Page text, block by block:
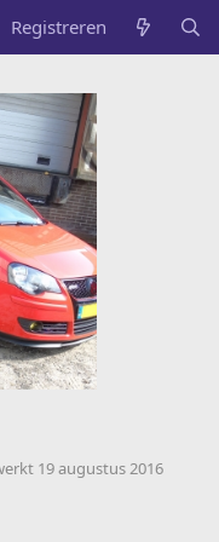
Registreren
19 augustus 2016